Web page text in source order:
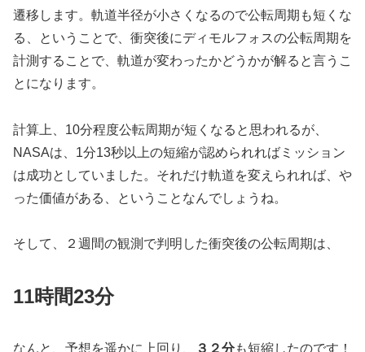
遷移します。軌道半径が小さくなるので公転周期も短くな
る、ということで、衝突後にディモルフォスの公転周期を
計測することで、軌道が変わったかどうかが解ると言うこ
とになります。
計算上、10分程度公転周期が短くなると思われるが、
NASAは、1分13秒以上の短縮が認められればミッション
は成功としていました。それだけ軌道を変えられれば、や
った価値がある、ということなんでしょうね。
そして、２週間の観測で判明した衝突後の公転周期は、
11時間23分
なんと、予想を遥かに上回り、 ３２分も短縮したのです！